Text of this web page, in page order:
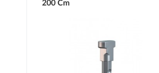
200 Cm